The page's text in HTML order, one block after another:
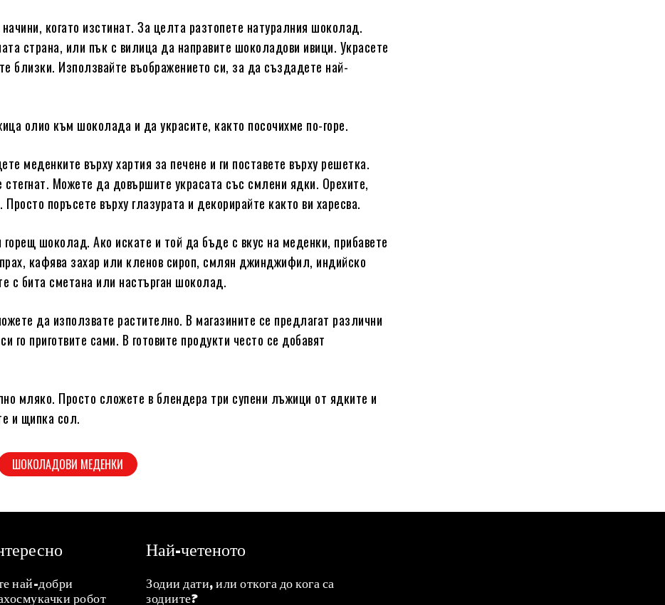
когато изстинат. За целта разтопете натуралния шоколад.
страна, или пък с вилица да направите шоколадови ивици. Украсете
близки. Използвайте въображението си, за да създадете най-
олио към шоколада и да украсите, както посочихме по-горе.
меденките върху хартия за печене и ги поставете върху решетка.
Можете да довършите украсата със смлени ядки. Орехите,
поръсете върху глазурата и декорирайте както ви харесва.
шоколад. Ако искате и той да бъде с вкус на меденки, прибавете
кафява захар или кленов сироп, смлян джинджифил, индийско
с бита сметана или настърган шоколад.
да използвате растително. В магазините се предлагат различни
го приготвите сами. В готовите продукти често се добавят
мляко. Просто сложете в блендера три супени лъжици от ядките и
и щипка сол.
ШОКОЛАДОВИ МЕДЕНКИ
най-добри
робот
Най-четеното
Зодии дати, или откога до кога са
зодиите?